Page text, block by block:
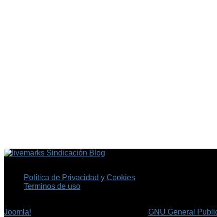
Sindicación Blog
Política de Privacidad y Cookies
Terminos de uso
Joomla!
GNU General